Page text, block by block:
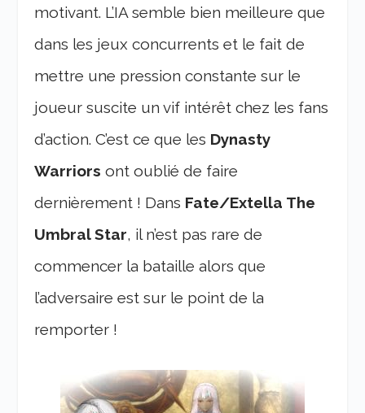
motivant. L’IA semble bien meilleure que
dans les jeux concurrents et le fait de
mettre une pression constante sur le
joueur suscite un vif intérêt chez les fans
d’action. C’est ce que les Dynasty
Warriors ont oublié de faire
dernièrement ! Dans Fate/Extella The
Umbral Star, il n’est pas rare de
commencer la bataille alors que
l’adversaire est sur le point de la
remporter !